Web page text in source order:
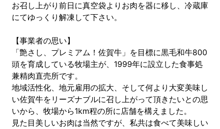
お召し上がり前日に真空袋よりお肉を器に移し、冷蔵庫
にてゆっくり解凍して下さい。
【事業者の思い】
「艶さし、プレミアム！佐賀牛」を目標に黒毛和牛800
頭を育成している牧場主が、1999年に設立した食事処
兼精肉直売所です。
地域活性化、地元雇用の拡大、そして何より大変美味し
い佐賀牛をリーズナブルに召し上がって頂きたいとの思
いから、牧場から1km程の所に店舗を構えました。
見た目美しいお肉は当然ですが、私共は食べて美味しい